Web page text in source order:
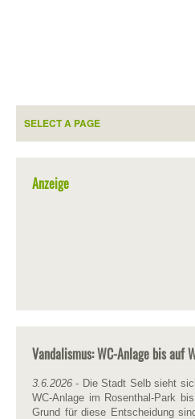
Anzeige
Vandalismus: WC-Anlage bis auf
3.6.2026 - Die Stadt Selb sieht
WC-Anlage im Rosenthal-Park
Grund für diese Entscheidung